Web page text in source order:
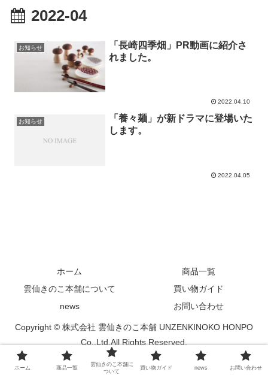
2022-04
お知らせ
「長崎四季畑」PR動画に紹介さ
れました。
2022.04.10
お知らせ
「養々麺」が新ドラマに登場いた
します。
2022.04.05
ホーム
商品一覧
雲仙きのこ本舗について
買い物ガイド
news
お問い合わせ
Copyright © 株式会社 雲仙きのこ本舗 UNZENKINOKO HONPO
Co.,Ltd.All Rights Reserved.
ホーム 商品一覧
雲仙きのこ本舗に
ついて
買い物ガイド news お問い合わせ